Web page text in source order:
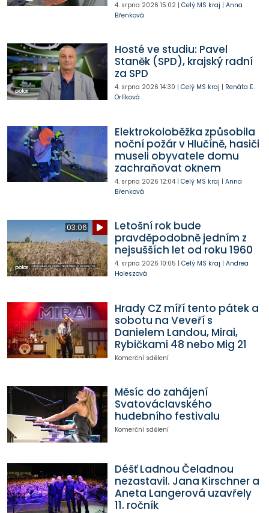
4. srpna 2026 15:02| Celý MS kraj | Anna
Břenková
Hosté ve studiu: Pavel
Staněk (SPD), krajský radní
za SPD
4. srpna 2026 14:30 | Celý MS kraj | Renáta E.
Orlíková
Elektrokoloběžka způsobila
noční požár v Hlučíně, hasiči
museli obyvatele domu
zachraňovat oknem
4. srpna 2026 12:04| Celý MS kraj | Anna
Břenková
03:06
Letošní rok bude
pravděpodobně jedním z
nejsušších let od roku 1960
4. srpna 2026 10:05 | Celý MS kraj | Andrea
Holeszová
Hrady CZ míří tento pátek a
sobotu na Veveří s
Danielem Landou, Mirai,
Rybičkami 48 nebo Mig 21
Komerční sdělení
Měsíc do zahájení
Svatováclavského
hudebního festivalu
Komerční sdělení
Déšť Ladnou Čeladnou
nezastavil. Jana Kirschner a
Aneta Langerová uzavřely
11. ročník